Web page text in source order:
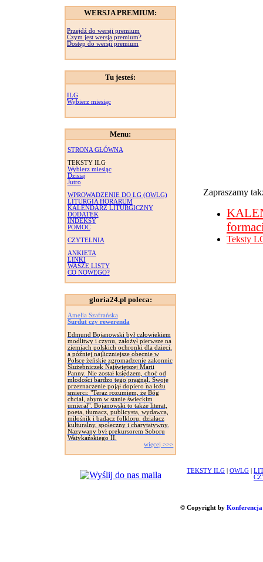
WERSJA PREMIUM:
Przejdź do wersji premium
Czym jest wersja premium?
Dostęp do wersji premium
Tu jesteś:
ILG
Wybierz miesiąc
Menu:
STRONA GŁÓWNA
TEKSTY ILG
Wybierz miesiąc
Dzisiaj
Jutro
WPROWADZENIE DO LG (OWLG)
LITURGIA HORARUM
KALENDARZ LITURGICZNY
DODATEK
INDEKSY
POMOC
CZYTELNIA
ANKIETA
LINKI
WASZE LISTY
CO NOWEGO?
gloria24.pl poleca:
Amelia Szafrańska
Surdut czy rewerenda
Edmund Bojanowski był człowiekiem
modlitwy i czynu, założył pierwsze na
ziemiach polskich ochronki dla dzieci,
a później najliczniejsze obecnie w
Polsce żeńskie zgromadzenie zakonnic
Służebniczek Najświętszej Marii
Panny. Nie został księdzem, choć od
młodości bardzo tego pragnął. Swoje
przeznaczenie pojął dopiero na łożu
smierci: "Teraz rozumiem, że Bóg
chciał, abym w stanie świeckim
umierał". Bojanowski to także literat,
poeta, tłumacz, publicysta, wydawca,
miłośnik i badacz folkloru, działacz
kulturalny, społeczny i charytatywny.
Nazywany był prekursorem Soboru
Watykańskiego II.
więcej >>>
Zapraszamy
Teksty
TEKSTY ILG OWLG
© Copyright by Konferencja